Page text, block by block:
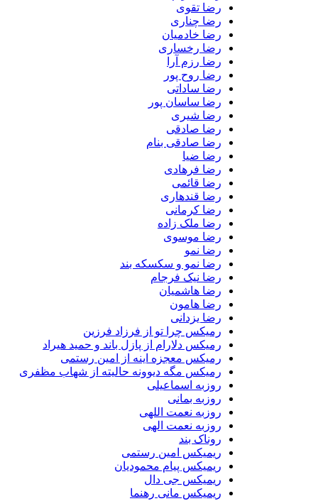
رضا تقوی
رضا چناری
رضا خادمیان
رضا رخساری
رضا رزم آرا
رضا روح پور
رضا ساداتی
رضا ساسان پور
رضا شیری
رضا صادقی
رضا صادقی بنام
رضا ضیا
رضا فرهادی
رضا قائمی
رضا قندهاری
رضا کرمانی
رضا ملک زاده
رضا موسوی
رضا نمو
رضا نمو و سکسکه بند
رضا نیک فرجام
رضا هاشمیان
رضا هامون
رضا یزدانی
رمیکس چرا تو از فرزاد فرزین
رمیکس دلارام از پازل باند و حمید هیراد
رمیکس معجزه اینه از امین رستمی
رمیکس مگه دیوونه حالیته از شهاب مظفری
روزبه اسماعیلی
روزبه بمانی
روزبه نعمت اللهی
روزبه نعمت الهی
روناک بند
ریمیکس امین رستمی
ریمیکس پیام محمودیان
ریمیکس جی دال
ریمیکس مانی رهنما